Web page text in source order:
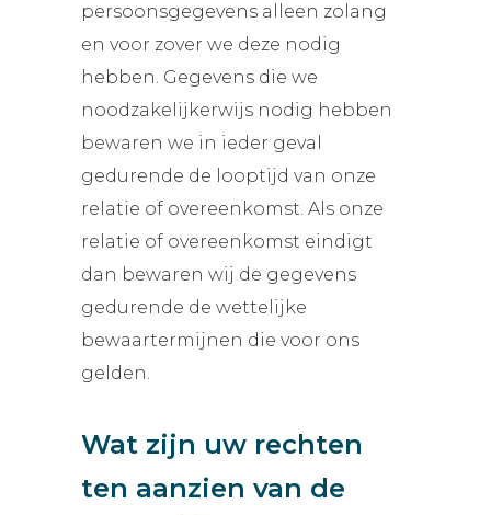
persoonsgegevens alleen zolang
en voor zover we deze nodig
hebben. Gegevens die we
noodzakelijkerwijs nodig hebben
bewaren we in ieder geval
gedurende de looptijd van onze
relatie of overeenkomst. Als onze
relatie of overeenkomst eindigt
dan bewaren wij de gegevens
gedurende de wettelijke
bewaartermijnen die voor ons
gelden.
Wat zijn uw rechten
ten aanzien van de